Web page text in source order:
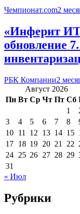
Чемпионат.com2
«Инферит
обновление
РБК Компании2
Август 2026
Пн Вт Ср Чт Пт Сб
1
3
4 5 6 7 8
10 11 12 13 14 15
17 18 19 20 21 22
24 25 26 27 28 29
31
« Июл
Рубрики